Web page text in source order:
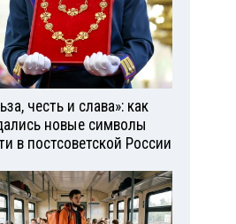
честь и слава»: как
новые символы
в постсоветской России